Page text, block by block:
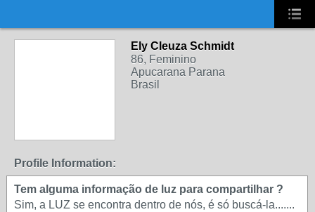
Ely Cleuza Schmidt
86, Feminino
Apucarana Parana
Brasil
Profile Information:
Tem alguma informação de luz para compartilhar ?
Sim, a LUZ se encontra dentro de nós, é só buscá-la.......